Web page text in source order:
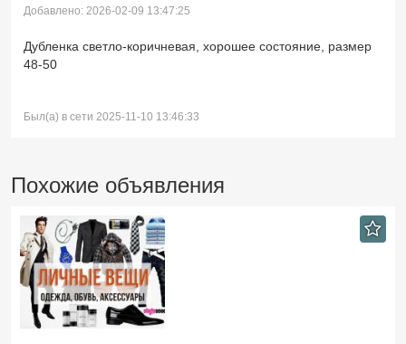
Добавлено: 2026-02-09 13:47:25
Дубленка светло-коричневая, хорошее состояние, размер
48-50
Был(а) в сети 2025-11-10 13:46:33
Похожие объявления